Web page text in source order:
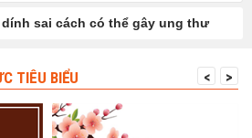
sai cách có thể gây ung thư
TIÊU BIỂU < >